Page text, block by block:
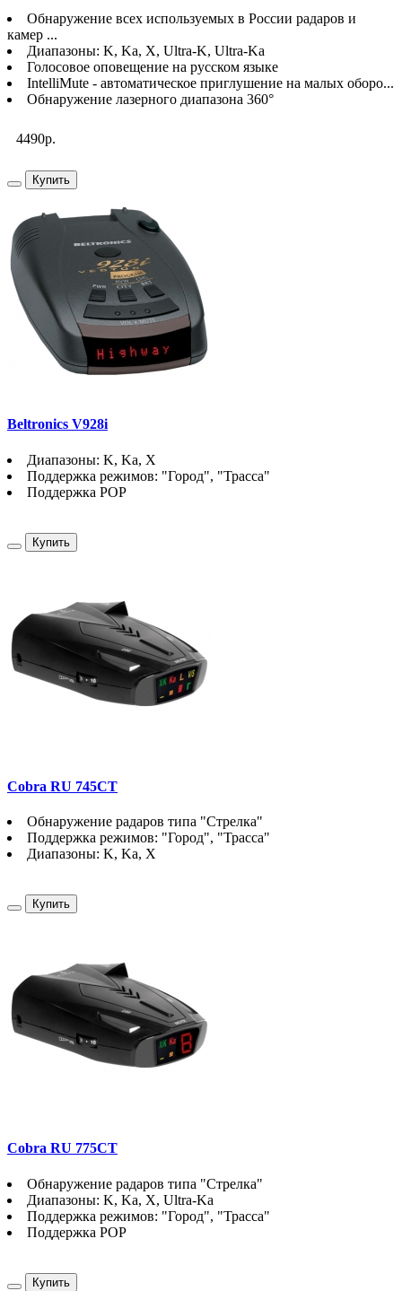
Обнаружение всех используемых в России радаров и
камер ...
Диапазоны: K, Ka, X, Ultra-K, Ultra-Ka
Голосовое оповещение на русском языке
IntelliMute - автоматическое приглушение на малых оборо...
Обнаружение лазерного диапазона 360°
4490р.
Купить
Beltronics V928i
Диапазоны: K, Ka, X
Поддержка режимов: "Город", "Трасса"
Поддержка POP
Купить
Cobra RU 745CT
Обнаружение радаров типа "Стрелка"
Поддержка режимов: "Город", "Трасса"
Диапазоны: K, Ka, X
Купить
Cobra RU 775CT
Обнаружение радаров типа "Стрелка"
Диапазоны: K, Ka, X, Ultra-Ka
Поддержка режимов: "Город", "Трасса"
Поддержка POP
Купить